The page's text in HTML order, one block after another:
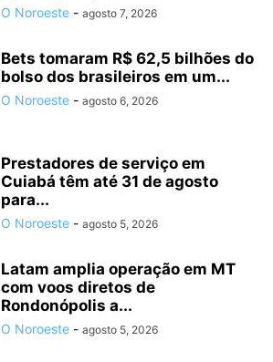
O Noroeste - agosto 7, 2026
Bets tomaram R$ 62,5 bilhões do
bolso dos brasileiros em um...
O Noroeste - agosto 6, 2026
Prestadores de serviço em
Cuiabá têm até 31 de agosto
para...
O Noroeste - agosto 5, 2026
Latam amplia operação em MT
com voos diretos de
Rondonópolis a...
O Noroeste - agosto 5, 2026